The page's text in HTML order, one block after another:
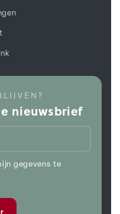
nieuwsbrief
gegevens te